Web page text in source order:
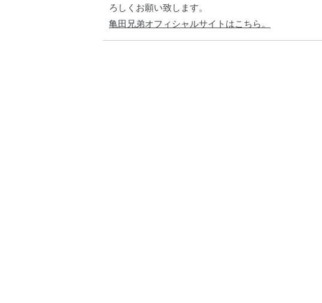
ろしくお願い致します。
亀田兄弟オフィシャルサイトはこちら。